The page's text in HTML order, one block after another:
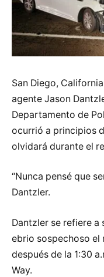
San Diego,
agente Jason
Departamento de
ocurrió a principios
olvidará durante el
“Nunca pensé que
Dantzler.
Dantzler se refiere
ebrio sospechoso el
después de la 1:30
Way.